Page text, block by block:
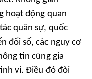
hoạt động quan
quân sự, quốc
đổi số, các nguy cơ
tin cũng gia
vi. Điều đó đòi